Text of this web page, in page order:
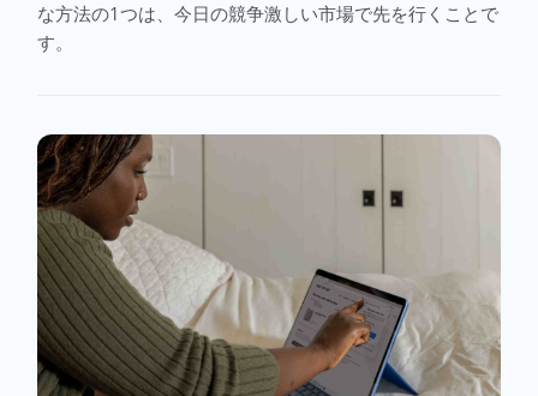
な方法の1つは、今日の競争激しい市場で先を行くことで
す。